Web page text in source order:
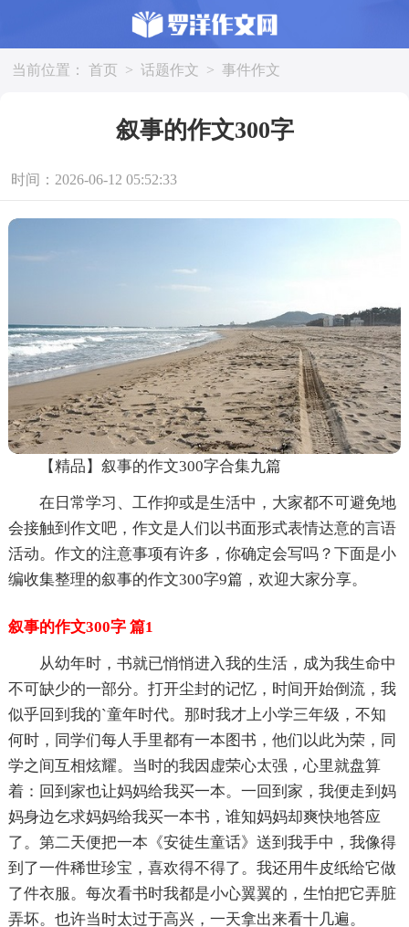
当前位置： 首页 > 话题作文 > 事件作文
叙事的作文300字
时间：2026-06-12 05:52:33
【精品】叙事的作文300字合集九篇
在日常学习、工作抑或是生活中，大家都不可避免地
会接触到作文吧，作文是人们以书面形式表情达意的言语
活动。作文的注意事项有许多，你确定会写吗？下面是小
编收集整理的叙事的作文300字9篇，欢迎大家分享。
叙事的作文300字 篇1
从幼年时，书就已悄悄进入我的生活，成为我生命中
不可缺少的一部分。打开尘封的记忆，时间开始倒流，我
似乎回到我的`童年时代。那时我才上小学三年级，不知
何时，同学们每人手里都有一本图书，他们以此为荣，同
学之间互相炫耀。当时的我因虚荣心太强，心里就盘算
着：回到家也让妈妈给我买一本。一回到家，我便走到妈
妈身边乞求妈妈给我买一本书，谁知妈妈却爽快地答应
了。第二天便把一本《安徒生童话》送到我手中，我像得
到了一件稀世珍宝，喜欢得不得了。我还用牛皮纸给它做
了件衣服。每次看书时我都是小心翼翼的，生怕把它弄脏
弄坏。也许当时太过于高兴，一天拿出来看十几遍。